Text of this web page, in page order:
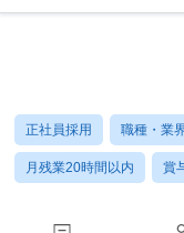
正社員採用 職種・業
月残業20時間以内 賞